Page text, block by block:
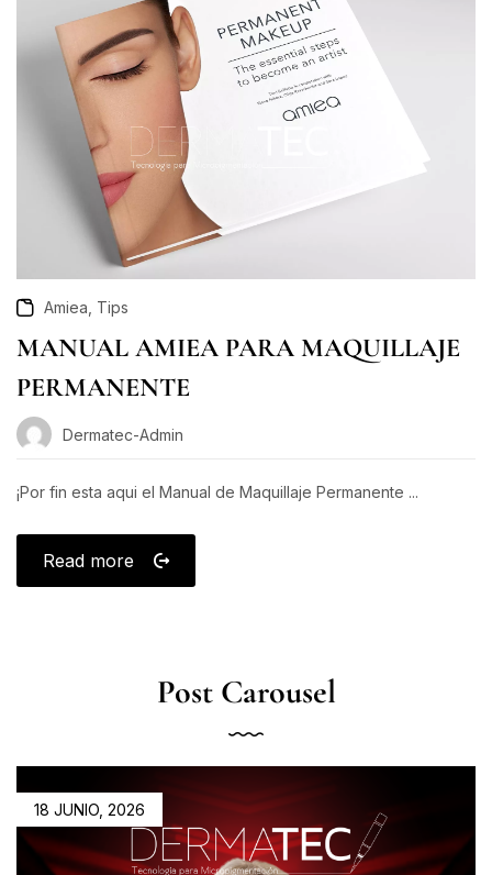
Amiea Tips
MANUAL AMIEA PARA MAQUILLAJE
PERMANENTE
Dermatec-Admin
¡Por fin esta aqui el Manual de Maquillaje Permanente ...
Read more
Post Carousel
18 JUNIO, 2026